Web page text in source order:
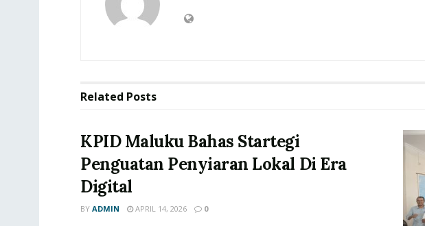
Related Posts
KPID Maluku Bahas Startegi
Penguatan Penyiaran Lokal Di Era
Digital
BY ADMIN APRIL 14, 2026 0